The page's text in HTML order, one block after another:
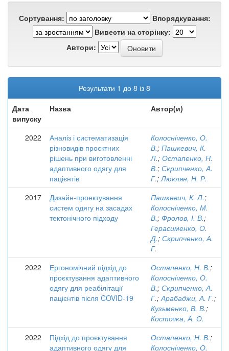
Сортування:
Впорядкування:
Вивести на сторінку:
Автори:
Результати 1 до 8 із 8
Дата
випуску
Назва Автор(и)
2022
Аналіз і систематизація
різновидів проєктних
рішень при виготовленні
адаптивного одягу для
пацієнтів
Колосніченко, О.
В.; Пашкевич, К.
Л.; Остапенко, Н.
В.; Скрипченко, А.
Г.;Люклян, Н. Р.
2017
Дизайн-проектування
систем одягу на засадах
тектонічного підходу
Пашкевич, К. Л.;
Колосніченко, М.
В.; Фролов, І. В.;
Герасименко, О.
Д.; Скрипченко, А.
Г.
2022
Ергономічний підхід до
проєктування адаптивного
одягу для реабілітації
пацієнтів після COVID-19
Остапенко, Н. В.;
Колосніченко, О.
В.; Скрипченко, А.
Г.;Арабаджи, А. Г.;
Кузьменко, В. В.;
Косточка, А. О.
2022
Підхід до проєктування
адаптивного одягу для
Остапенко, Н. В.;
Колосніченко, О.